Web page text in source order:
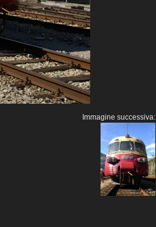
Immagine successiva: